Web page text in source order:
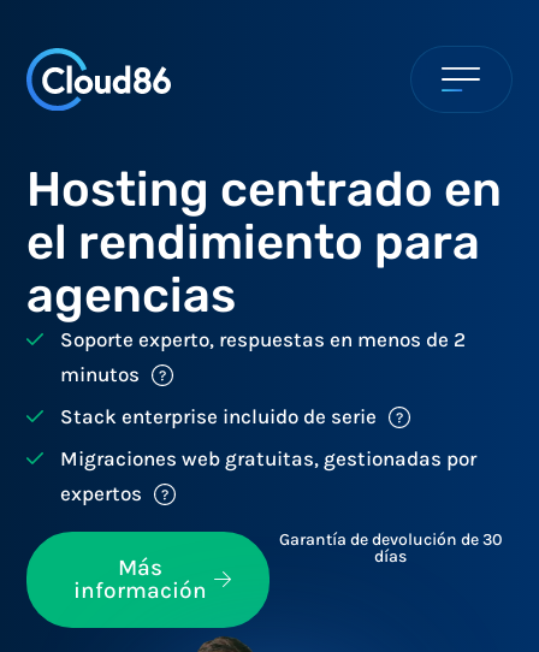
Hosting centrado en
el rendimiento para
agencias
Soporte experto, respuestas en menos de 2
minutos
Stack enterprise incluido de serie
Migraciones web gratuitas, gestionadas por
expertos
Más
información
Garantía de devolución de 30
días